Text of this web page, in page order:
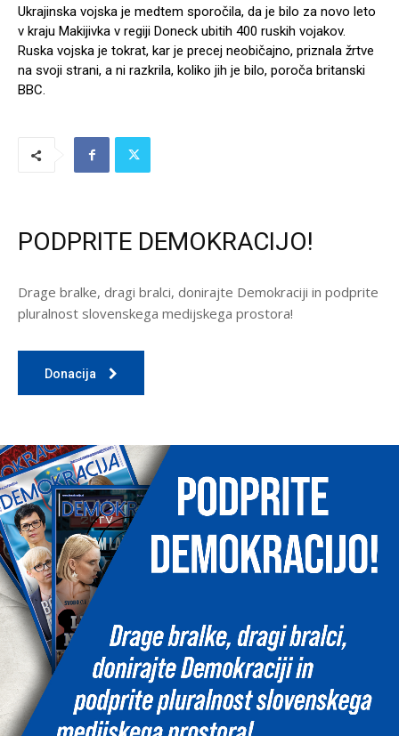
Ukrajinska vojska je medtem sporočila, da je bilo za novo leto
v kraju Makijivka v regiji Doneck ubitih 400 ruskih vojakov.
Ruska vojska je tokrat, kar je precej neobičajno, priznala žrtve
na svoji strani, a ni razkrila, koliko jih je bilo, poroča britanski
BBC.
PODPRITE DEMOKRACIJO!
Drage bralke, dragi bralci, donirajte Demokraciji in podprite
pluralnost slovenskega medijskega prostora!
Donacija